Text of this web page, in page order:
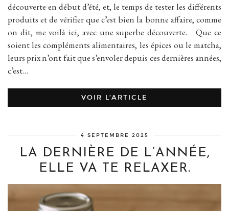
découverte en début d’été, et, le temps de tester les différents
produits et de vérifier que c’est bien la bonne affaire, comme
on dit, me voilà ici, avec une superbe découverte. Que ce
soient les compléments alimentaires, les épices ou le matcha,
leurs prix n’ont fait que s’envoler depuis ces dernières années,
c’est…
VOIR L’ARTICLE
4 SEPTEMBRE 2025
LA DERNIÈRE DE L’ANNÉE,
ELLE VA TE RELAXER.